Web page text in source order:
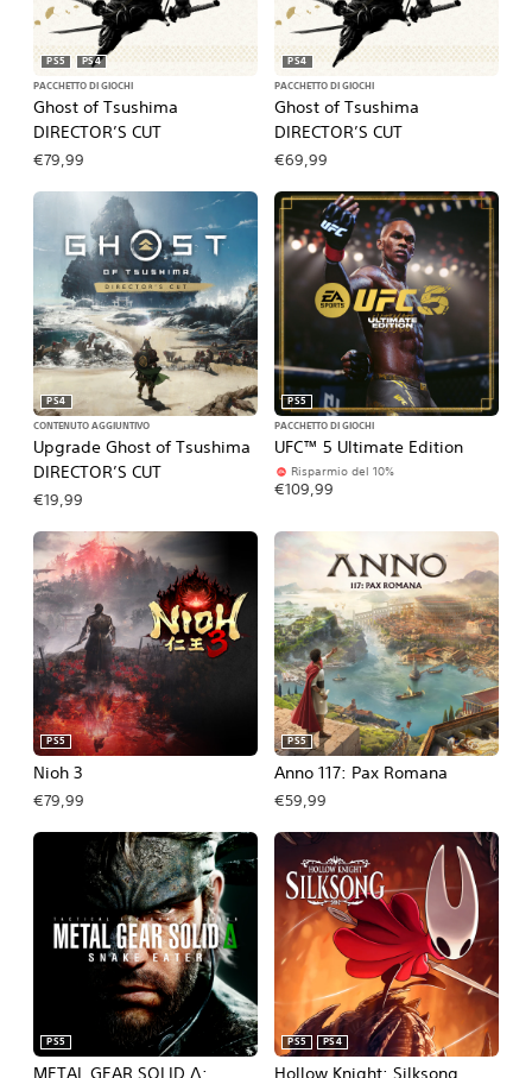
Ghost of Tsushima
DIRECTOR’S CUT
PS5
PS4
PACCHETTO DI GIOCHI
€79,99
Ghost of Tsushima
DIRECTOR’S CUT
PS4
PACCHETTO DI GIOCHI
€69,99
Upgrade Ghost of Tsushima
DIRECTOR’S CUT
PS4
CONTENUTO AGGIUNTIVO
€19,99
UFC™ 5 Ultimate Edition
PS5
PACCHETTO DI GIOCHI
Risparmio del 10%
€109,99
Nioh 3
PS5
€79,99
Anno 117: Pax Romana
PS5
€59,99
METAL GEAR SOLID Δ:
PS5
Hollow Knight: Silksong
PS5 PS4